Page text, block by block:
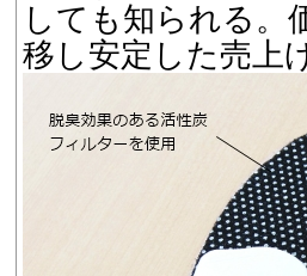
しても知られる。
移し安定した売上